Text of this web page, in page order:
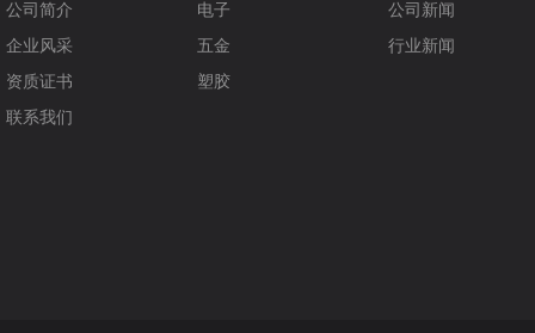
公司简介
企业风采
资质证书
联系我们
电子
五金
塑胶
公司新闻
行业新闻